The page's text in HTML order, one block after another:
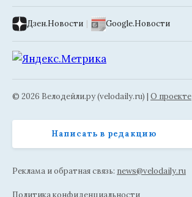
Дзен.Новости | Google.Новости
© 2026 Велодейли.ру (velodaily.ru) | О проекте
Написать в редакцию
Реклама и обратная связь: news@velodaily.ru
Политика конфиденциальности